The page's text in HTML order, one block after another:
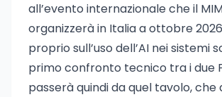
all’evento internazionale che il
organizzerà in Italia a ottobre
proprio sull’uso dell’AI nei sistemi
primo confronto tecnico tra i due
passerà quindi da quel tavolo, che